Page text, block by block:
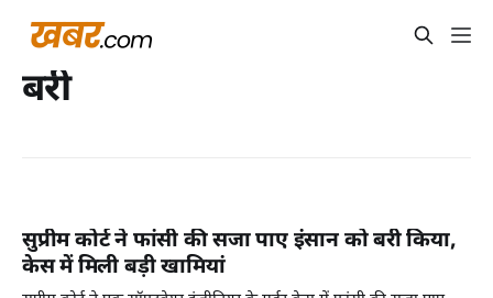
बरी
सुप्रीम कोर्ट ने फांसी की सजा पाए इंसान को बरी किया,
केस में मिली बड़ी खामियां